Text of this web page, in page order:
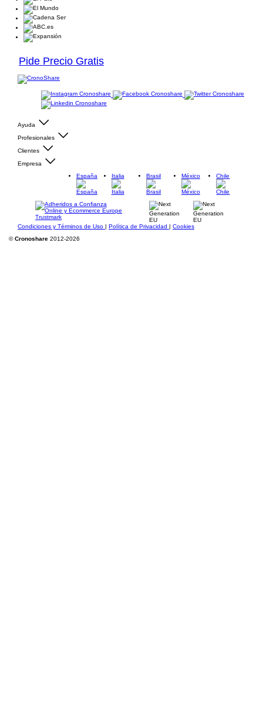
Pide Precio Gratis
Ayuda
Profesionales
Clientes
Empresa
España
Italia Brasil México Chile
Condiciones y Términos de Uso | Política de Privacidad | Cookies
©Cronoshare 2012-2026